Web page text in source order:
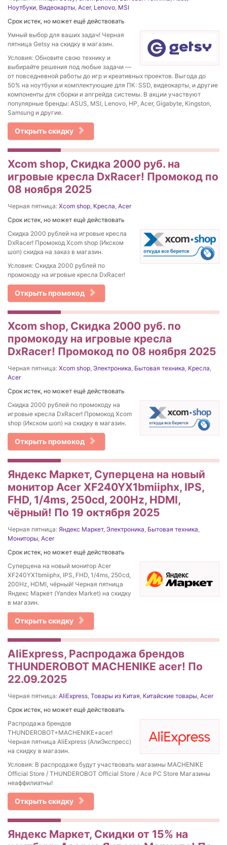
Ноутбуки, Видеокарты, Acer, Lenovo, MSI
Срок истек, но может ещё действовать
Умный выбор для ваших задач! Черная
пятница Getsy на скидку в магазин.
Условия: Обновите свою технику и
выбирайте решения под любые задачи —
от повседневной работы до игр и креативных проектов. Выгода до
50% на ноутбуки и комплектующие для ПК: SSD, видеокарты, и другие
компоненты для сборки и апгрейда системы. В акции участвуют
популярные бренды: ASUS, MSI, Lenovo, HP, Acer, Gigabyte, Kingston,
Samsung и другие.
Открыть скидку
Xcom shop, Скидка 2000 руб. на
игровые кресла DxRacer! Промокод по
08 ноября 2025
Черная пятница: Xcom shop, Кресла, Acer
Срок истек, но может ещё действовать
Скидка 2000 рублей на игровые кресла
DxRacer! Промокод Xcom shop (Икском
шоп) скидка на заказ в магазин.
Условия: Скидка 2000 рублей по
промокоду на игровые кресла DxRacer!
Открыть промокод
Xcom shop, Скидка 2000 руб. по
промокоду на игровые кресла
DxRacer! Промокод по 08 ноября 2025
Черная пятница: Xcom shop, Электроника, Бытовая техника, Кресла,
Acer
Срок истек, но может ещё действовать
Скидка 2000 рублей по промокоду на
игровые кресла DxRacer! Промокод Xcom
shop (Икском шоп) на скидку в магазин.
Открыть промокод
Яндекс Маркет, Суперцена на новый
монитор Acer XF240YX1bmiiphx, IPS,
FHD, 1/4ms, 250cd, 200Hz, HDMI,
чёрный! По 19 октября 2025
Черная пятница: Яндекс Маркет, Электроника, Бытовая техника,
Мониторы, Acer
Срок истек, но может ещё действовать
Суперцена на новый монитор Acer
XF240YX1bmiiphx, IPS, FHD, 1/4ms, 250cd,
200Hz, HDMI, чёрный! Черная пятница
Яндекс Маркет (Yandex Market) на скидку
в магазин.
Открыть скидку
AliExpress, Распродажа брендов
THUNDEROBOT MACHENIKE acer! По
22.09.2025
Черная пятница: AliExpress, Товары из Китая, Китайские товары, Acer
Срок истек, но может ещё действовать
Распродажа брендов
THUNDEROBOT+MACHENIKE+acer!
Черная пятница AliExpress (АлиЭкспресс)
на скидку в магазин.
Условия: В распродаже будут участвовать магазины MACHENIKE
Official Store / THUNDEROBOT Official Store / Ace PC Store Магазины
неаффилиатны!
Открыть скидку
Яндекс Маркет, Скидки от 15% на